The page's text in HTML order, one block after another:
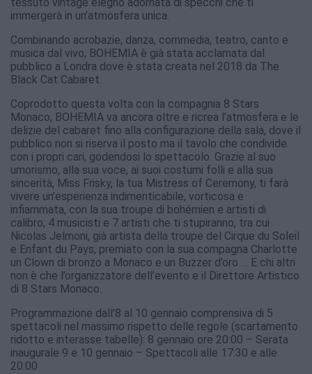
tessuto vintage elegno adornata di specchi che ti
immergerà in un’atmosfera unica.
Combinando acrobazie, danza, commedia, teatro, canto e
musica dal vivo, BOHEMIA è già stata acclamata dal
pubblico a Londra dove è stata creata nel 2018 da The
Black Cat Cabaret.
Coprodotto questa volta con la compagnia 8 Stars
Monaco, BOHEMIA va ancora oltre e ricrea l’atmosfera e le
delizie del cabaret fino alla configurazione della sala, dove il
pubblico non si riserva il posto ma il tavolo che condivide.
con i propri cari, godendosi lo spettacolo. Grazie al suo
umorismo, alla sua voce, ai suoi costumi folli e alla sua
sincerità, Miss Frisky, la tua Mistress of Ceremony, ti farà
vivere un’esperienza indimenticabile, vorticosa e
infiammata, con la sua troupe di bohémien e artisti di
calibro; 4 musicisti e 7 artisti che ti stupiranno, tra cui
Nicolas Jelmoni, già artista della troupe del Cirque du Soleil
e Enfant du Pays, premiato con la sua compagna Charlotte
un Clown di bronzo a Monaco e un Buzzer d’oro … E chi altri
non è che l’organizzatore dell’evento e il Direttore Artistico
di 8 Stars Monaco.
Programmazione dall’8 al 10 gennaio comprensiva di 5
spettacoli nel massimo rispetto delle regole (scartamento
ridotto e interasse tabelle): 8 gennaio ore 20:00 – Serata
inaugurale 9 e 10 gennaio – Spettacoli alle 17:30 e alle
20:00